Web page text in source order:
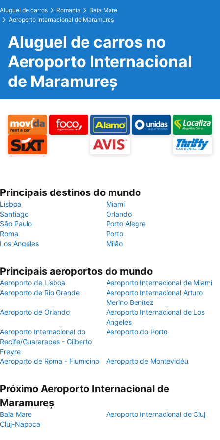
Aluguel de carros Romania
Baia Mare
Aeroporto Internacional de Maramureș
Aluguel de carros no
Aeroporto Internacional
de Maramureș
Principais destinos do mundo
Lisboa
Miami
Santiago
Orlando
São Paulo
Porto Alegre
Roma
Porto
Los Angeles
Milão
Principais aeroportos do mundo
Aeroporto de Lisboa
Aeroporto Internacional de Miami
Aeroporto de Rio Grande
Aeroporto Internacional Arturo
Merino Benítez
Aeroporto de Orlando
Aeroporto Internacional de Los
Angeles
Aeroporto Internacional do
Recife/Guararapes - Gilberto
Freyre
Aeroporto do Porto
Aeroporto de Roma - Fiumicino Aeroporto de Montevidéu
Próximo Aeroporto Internacional de
Maramureș
Baia Mare
Aeroporto Internacional de Cluj
Cluj-Napoca